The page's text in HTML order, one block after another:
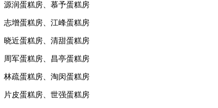
源润蛋糕房、慕予蛋糕房
志增蛋糕房、江峰蛋糕房
晓近蛋糕房、清甜蛋糕房
周军蛋糕房、昌亭蛋糕房
林疏蛋糕房、淘闵蛋糕房
片皮蛋糕房、世强蛋糕房